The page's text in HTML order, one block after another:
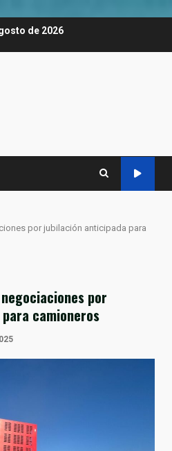
de 2026
por jubilación anticipada para
negociaciones por
camioneros